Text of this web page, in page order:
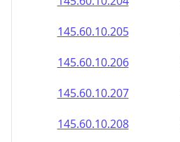
145.60.10.205
145.60.10.206
145.60.10.207
145.60.10.208